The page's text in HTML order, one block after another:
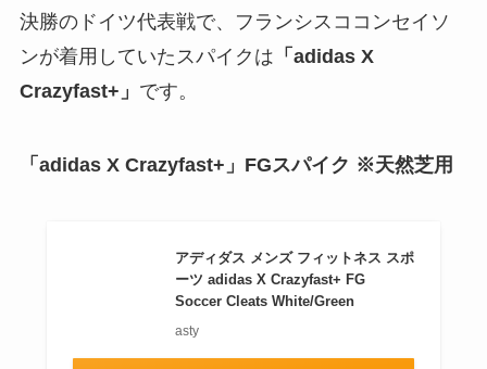
決勝のドイツ代表戦で、フランシスココンセイソ
ンが着用していたスパイクは 「adidas X
Crazyfast+」 です。
「adidas X Crazyfast+」FGスパイク ※天然芝用
アディダス メンズ フィットネス スポ
ーツ adidas X Crazyfast+ FG
Soccer Cleats White/Green
asty